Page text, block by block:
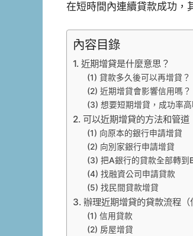
在短時間內連續貸款成功，
內容目錄
1. 近期增貸是什麼意思？
(1) 貸款多久後可以再增貸？
(2) 近期增貸會影響信用嗎？
(3) 想要短期增貸，成功率高
2. 可以近期增貸的方法和管道
(1) 向原本的銀行申請增貸
(2) 向別家銀行申請增貸
(3) 把A銀行的貸款全部轉到
(4) 找融資公司申請貸款
(5) 找民間貸款增貸
3. 辦理近期增貸的貸款流程（
(1) 信用貸款
(2) 房屋增貸